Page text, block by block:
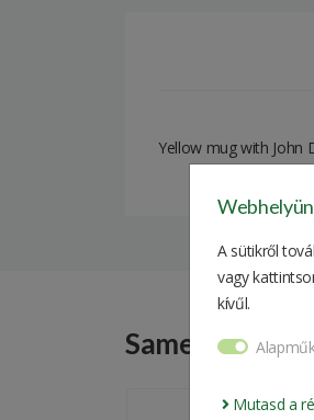
Yellow mug with John
Product category
Same Products
A sütikről
vagy
kívűl.
Mutasd a